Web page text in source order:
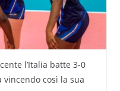
l’Italia batte 3-0
vincendo così la sua